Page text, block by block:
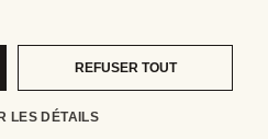
REFUSER TOUT
LES DÉTAILS